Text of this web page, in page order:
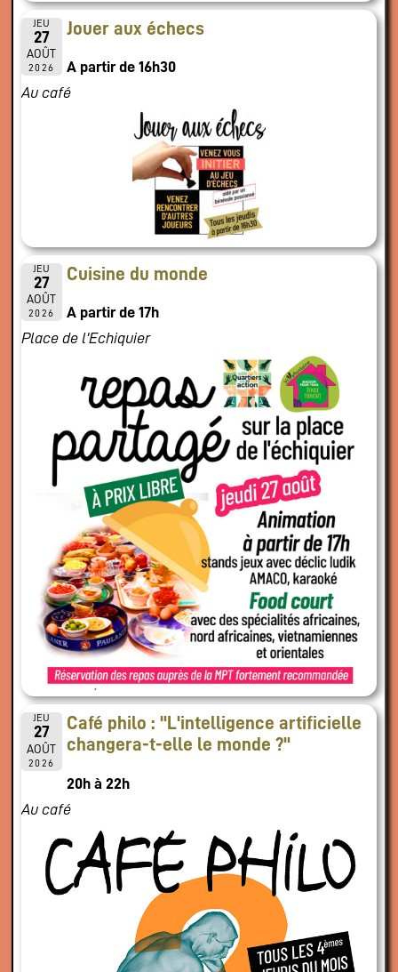
JEU
27
AOÛT
2026
Jouer aux échecs
A partir de 16h30
Au café
JEU
27
AOÛT
2026
Cuisine du monde
A partir de 17h
Place de l'Echiquier
JEU
27
AOÛT
2026
Café philo : "L'intelligence artificielle
changera-t-elle le monde ?"
20h à 22h
Au café